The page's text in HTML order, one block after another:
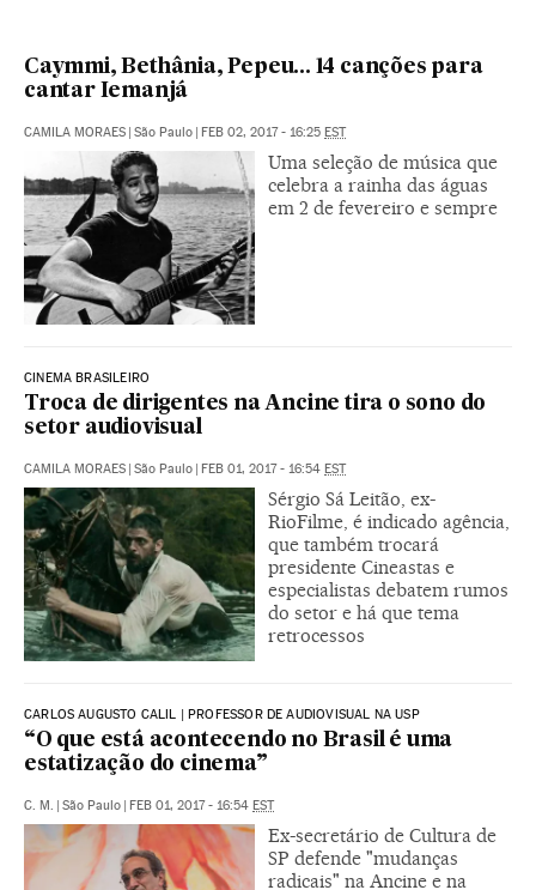
Caymmi, Bethânia, Pepeu... 14 canções para
cantar Iemanjá
CAMILA MORAES | São Paulo | FEB 02, 2017 - 16:25 EST
Uma seleção de música que
celebra a rainha das águas
em 2 de fevereiro e sempre
CINEMA BRASILEIRO
Troca de dirigentes na Ancine tira o sono do
setor audiovisual
CAMILA MORAES | São Paulo | FEB 01, 2017 - 16:54 EST
Sérgio Sá Leitão, ex-
RioFilme, é indicado agência,
que também trocará
presidente Cineastas e
especialistas debatem rumos
do setor e há que tema
retrocessos
CARLOS AUGUSTO CALIL | PROFESSOR DE AUDIOVISUAL NA USP
“O que está acontecendo no Brasil é uma
estatização do cinema”
C. M. | São Paulo | FEB 01, 2017 - 16:54 EST
Ex-secretário de Cultura de
SP defende "mudanças
radicais" na Ancine e na